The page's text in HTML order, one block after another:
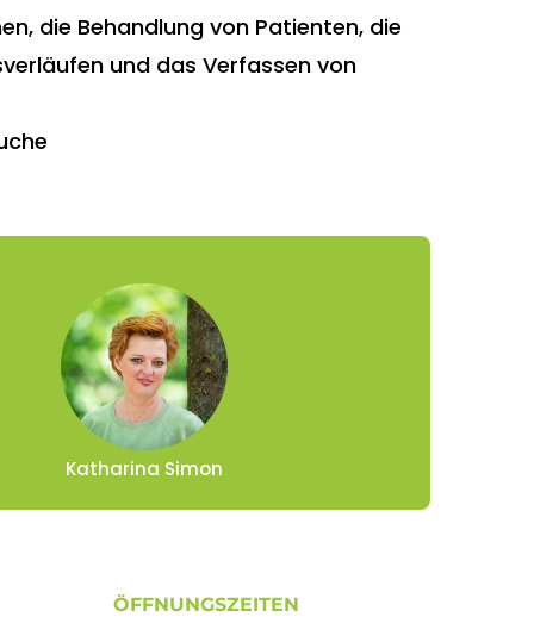
die Behandlung von Patienten, die
und das Verfassen von
Katharina Simon
ÖFFNUNGSZEITEN